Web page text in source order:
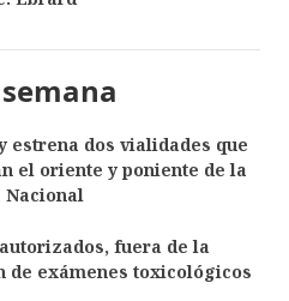
estrena dos vialidades que
el oriente y poniente de la
Nacional
fuera de la
de exámenes toxicológicos